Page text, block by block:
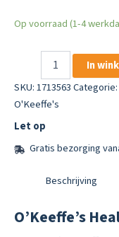
Op voorraad (1-4
Feet
Fusscreme
Pflege
80
ml
In
SKU:1713563Categorie:
O'Keeffe's
Let op
Gratis bezorging
Beschrijving
O’Keeffe’s